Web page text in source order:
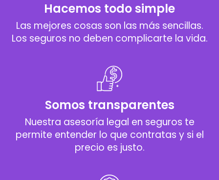
Hacemos todo simple
Las mejores cosas son las más sencillas.
Los seguros no deben complicarte la vida.
Somos transparentes
Nuestra asesoría legal en seguros te
permite entender lo que contratas y si el
precio es justo.